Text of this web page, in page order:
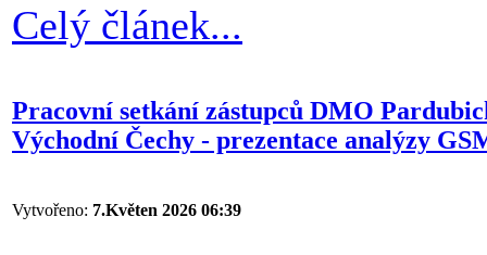
Celý článek...
Pracovní setkání zástupců DMO
Východní Čechy - prezentace analýzy
Vytvořeno: 7.Květen 2026 06:39